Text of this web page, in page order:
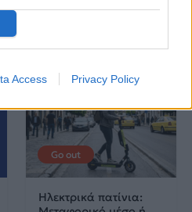
Access Privacy Policy
Go out
Ηλεκτρικά πατίνια: